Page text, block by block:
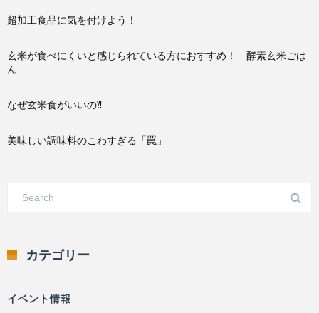
超加工食品に気を付けよう！
玄米が食べにくいと感じられている方におすすめ！ 酵素玄米ごは
ん
なぜ玄米食がいいの⁈
美味しい調味料のこわすぎる「罠」
カテゴリー
イベント情報